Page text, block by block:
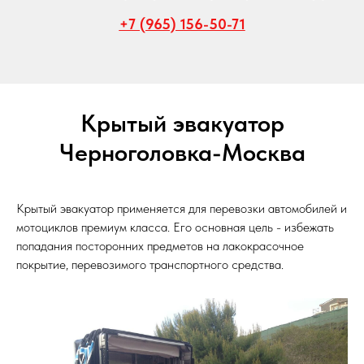
+7 (965) 156-50-71
Крытый эвакуатор
Черноголовка-Москва
Крытый эвакуатор применяется для перевозки автомобилей и
мотоциклов премиум класса. Его основная цель - избежать
попадания посторонних предметов на лакокрасочное
покрытие, перевозимого транспортного средства.